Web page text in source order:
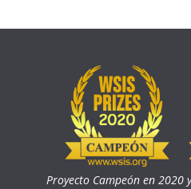
Proyecto Campeón en 2020